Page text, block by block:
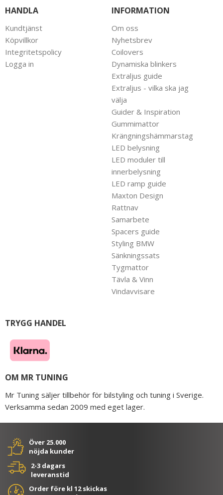
HANDLA
Kundtjänst
Köpvillkor
Integritetspolicy
Logga in
INFORMATION
Om oss
Nyhetsbrev
Coilovers
Dynamiska blinkers
Extraljus guide
Extraljus - vilka ska jag
välja
Guider & Inspiration
Gummimattor
Krängningshämmarstag
LED belysning
LED moduler till
innerbelysning
LED ramp guide
Maxton Design
Rattnav
Samarbete
Spacers guide
Styling BMW
Sänkningssats
Tygmattor
Tävla & Vinn
Vindavvisare
TRYGG HANDEL
OM MR TUNING
Mr Tuning säljer tillbehör för bilstyling och tuning i Sverige.
Verksamma sedan 2009 med eget lager.
Över 25.000
nöjda kunder
2-3 dagars
leveranstid
Order före kl 12 skickas